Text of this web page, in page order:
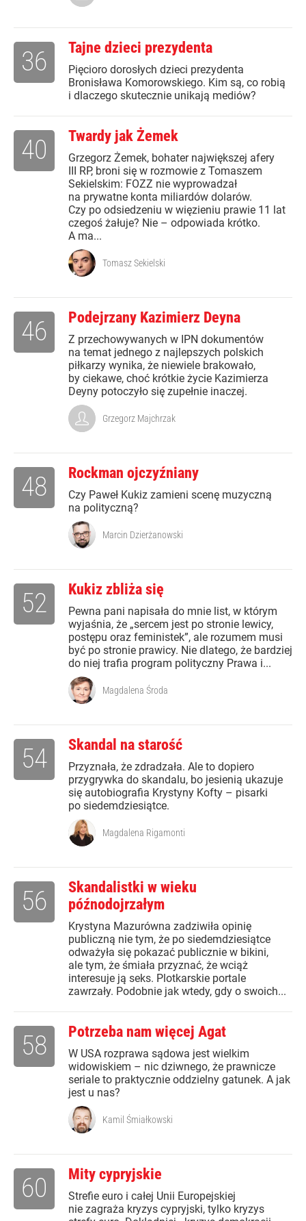
Tajne dzieci prezydenta
Pięcioro dorosłych dzieci prezydenta
Bronisława Komorowskiego. Kim są, co robią
i dlaczego skutecznie unikają mediów?
36
Twardy jak Żemek
Grzegorz Żemek, bohater największej afery
III RP, broni się w rozmowie z Tomaszem
Sekielskim: FOZZ nie wyprowadzał
na prywatne konta miliardów dolarów.
Czy po odsiedzeniu w więzieniu prawie 11 lat
czegoś żałuje? Nie – odpowiada krótko.
A ma...
40
Tomasz Sekielski
Podejrzany Kazimierz Deyna
Z przechowywanych w IPN dokumentów
na temat jednego z najlepszych polskich
piłkarzy wynika, że niewiele brakowało,
by ciekawe, choć krótkie życie Kazimierza
Deyny potoczyło się zupełnie inaczej.
46
Grzegorz Majchrzak
Rockman ojczyźniany
Czy Paweł Kukiz zamieni scenę muzyczną
na polityczną?
48
Marcin Dzierżanowski
Kukiz zbliża się
Pewna pani napisała do mnie list, w którym
wyjaśnia, że „sercem jest po stronie lewicy,
postępu oraz feministek”, ale rozumem musi
być po stronie prawicy. Nie dlatego, że bardziej
do niej trafia program polityczny Prawa i...
52
Magdalena Środa
Skandal na starość
Przyznała, że zdradzała. Ale to dopiero
przygrywka do skandalu, bo jesienią ukazuje
się autobiografia Krystyny Kofty – pisarki
po siedemdziesiątce.
54
Magdalena Rigamonti
Skandalistki w wieku
późnodojrzałym
Krystyna Mazurówna zadziwiła opinię
publiczną nie tym, że po siedemdziesiątce
odważyła się pokazać publicznie w bikini,
ale tym, że śmiała przyznać, że wciąż
interesuje ją seks. Plotkarskie portale
zawrzały. Podobnie jak wtedy, gdy o swoich...
56
Potrzeba nam więcej Agat
W USA rozprawa sądowa jest wielkim
widowiskiem – nic dziwnego, że prawnicze
seriale to praktycznie oddzielny gatunek. A jak
jest u nas?
58
Kamil Śmiałkowski
Mity cypryjskie
Strefie euro i całej Unii Europejskiej
nie zagraża kryzys cypryjski, tylko kryzys
60